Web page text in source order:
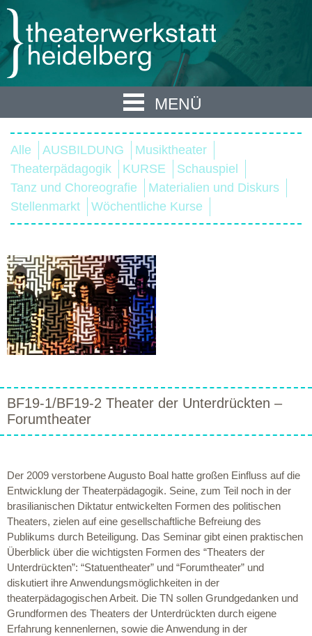
MENÜ
Alle AUSBILDUNG
Musiktheater
Theaterpädagogik
KURSE
Schauspiel
Tanz und Choreografie
Materialien und Diskurs
Stellenmarkt
Wöchentliche Kurse
BF19-1/BF19-2 Theater der Unterdrückten –
Forumtheater
Der 2009 verstorbene Augusto Boal hatte großen Einfluss auf die
Entwicklung der Theaterpädagogik. Seine, zum Teil noch in der
brasilianischen Diktatur entwickelten Formen des politischen
Theaters, zielen auf eine gesellschaftliche Befreiung des
Publikums durch Beteiligung. Das Seminar gibt einen praktischen
Überblick über die wichtigsten Formen des “Theaters der
Unterdrückten”: “Statuentheater” und “Forumtheater” und
diskutiert ihre Anwendungsmöglichkeiten in der
theaterpädagogischen Arbeit. Die TN sollen Grundgedanken und
Grundformen des Theaters der Unterdrückten durch eigene
Erfahrung kennenlernen, sowie die Anwendung in der